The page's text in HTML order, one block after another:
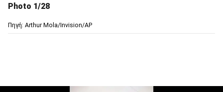
Photo 1/28
Πηγή: Arthur Mola/Invision/AP